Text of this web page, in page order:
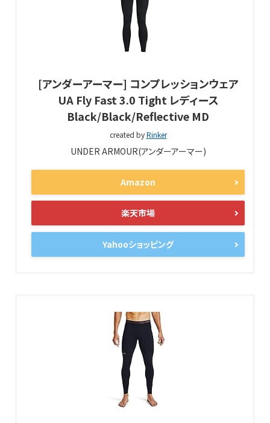
[アンダーアーマー] コンプレッションウェア
UA Fly Fast 3.0 Tight レディース
Black/Black/Reflective MD
created byRinker
UNDER ARMOUR(アンダーアーマー)
Amazon
楽天市場
Yahooショッピング